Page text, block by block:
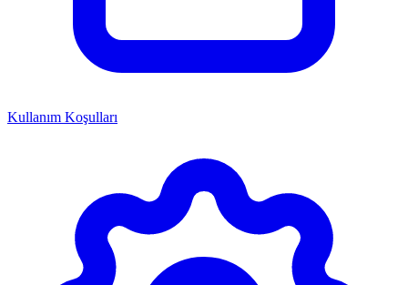
Kullanım Koşulları